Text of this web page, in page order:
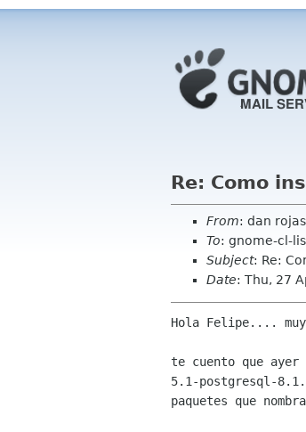
Re: Como
From: dan
To: gnome-cl-
Subject: Re:
Date: Thu, 27
Hola Felipe....
te cuento que
5.1-postgresql-
paquetes que